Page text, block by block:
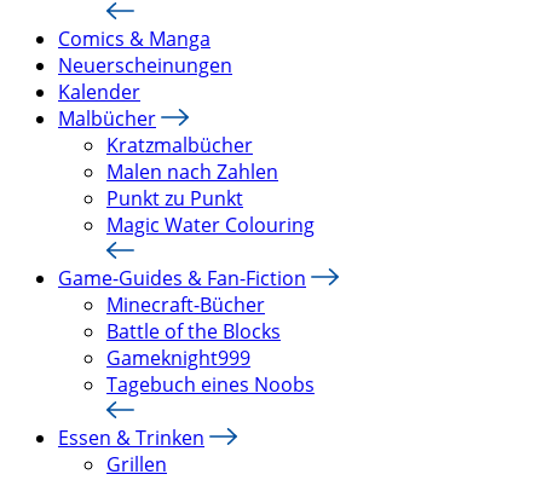
Comics & Manga
Neuerscheinungen
Kalender
Malbücher
Kratzmalbücher
Malen nach Zahlen
Punkt zu Punkt
Magic Water Colouring
Game-Guides & Fan-Fiction
Minecraft-Bücher
Battle of the Blocks
Gameknight999
Tagebuch eines Noobs
Essen & Trinken
Grillen